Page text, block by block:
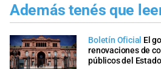
Además tenés que
Boletín Oficial El
renovaciones de
públicos del